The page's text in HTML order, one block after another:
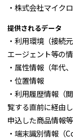
・株式会社マイク
提供されるデータ
・利用環境（接続
エージェント等の情
・属性情報（年代、
・位置情報
・利用履歴情報（
覧する直前に経由
申込した商品情報等
・端末識別情報（